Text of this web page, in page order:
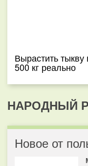
Вырастить тыкву
500 кг реально
НАРОДНЫЙ
Новое от